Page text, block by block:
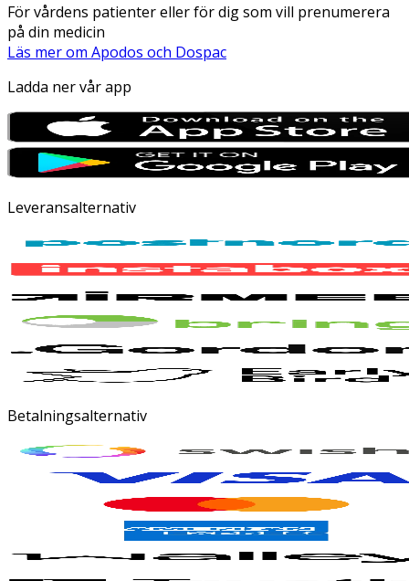
För vårdens patienter eller för dig som vill prenumerera
på din medicin
Läs mer om Apodos och Dospac
Ladda ner vår app
Leveransalternativ
Betalningsalternativ